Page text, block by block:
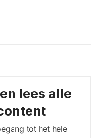
lees alle
tot het hele